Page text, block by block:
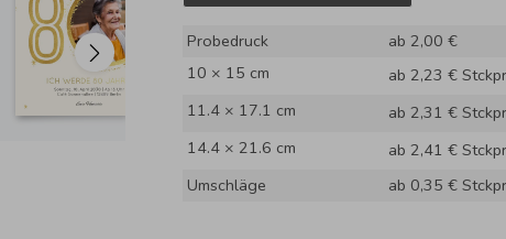
Probedruck
ab 2,00 €
10 × 15 cm
ab 2,23 €
11.4 × 17.1 cm
ab 2,31 €
14.4 × 21.6 cm
ab 2,41 €
Umschläge
ab 0,35 €